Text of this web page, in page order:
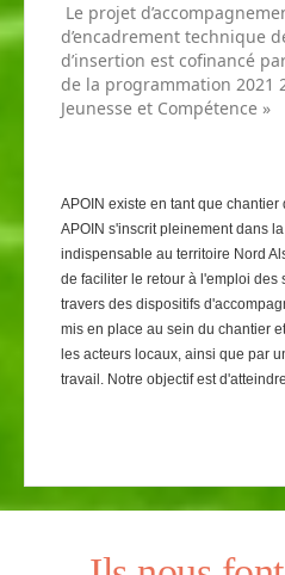
Le projet
d’encadrement technique
d’insertion est cofinancé
de la programmation 2021
Jeunesse et Compétence »
APOIN existe en tant que
APOIN s'inscrit pleinement dans
indispensable au territoire Nord
de faciliter le retour à l'emploi des
travers des dispositifs
mis en place au sein du chantier
les acteurs locaux, ainsi que par
travail. Notre objectif est